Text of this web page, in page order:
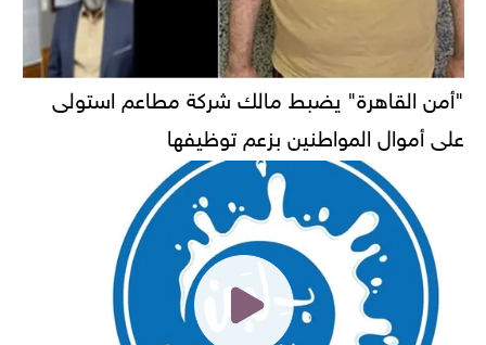
"أمن القاهرة" يضبط مالك شركة مطاعم استولى
على أموال المواطنين بزعم توظيفها